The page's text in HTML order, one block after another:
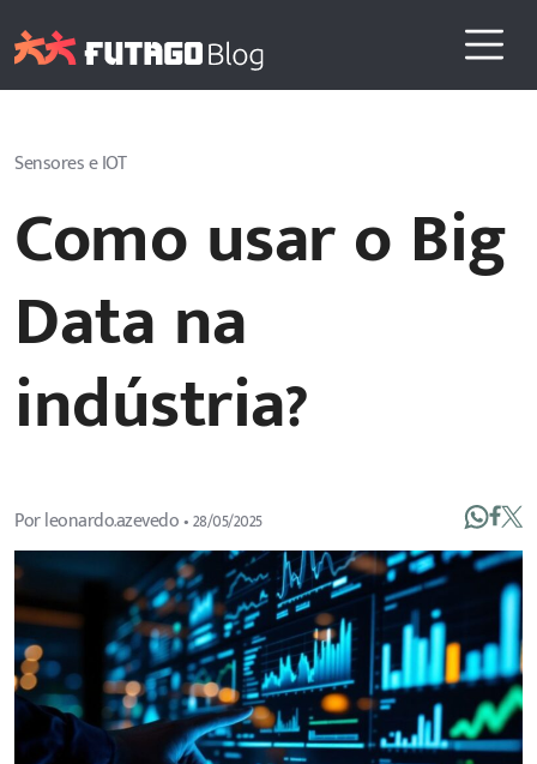
Sensores e IOT
Como usar o Big
Data na
indústria?
Porleonardo.azevedo•28/05/2025